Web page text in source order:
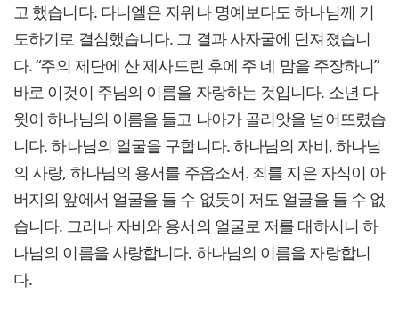
고 했습니다. 다니엘은 지위나 명예보다도 하나님께 기
도하기로 결심했습니다. 그 결과 사자굴에 던져졌습니
다. “주의 제단에 산 제사드린 후에 주 네 맘을 주장하니”
바로 이것이 주님의 이름을 자랑하는 것입니다. 소년 다
윗이 하나님의 이름을 들고 나아가 골리앗을 넘어뜨렸습
니다. 하나님의 얼굴을 구합니다. 하나님의 자비, 하나님
의 사랑, 하나님의 용서를 주옵소서. 죄를 지은 자식이 아
버지의 앞에서 얼굴을 들 수 없듯이 저도 얼굴을 들 수 없
습니다. 그러나 자비와 용서의 얼굴로 저를 대하시니 하
나님의 이름을 사랑합니다. 하나님의 이름을 자랑합니
다.